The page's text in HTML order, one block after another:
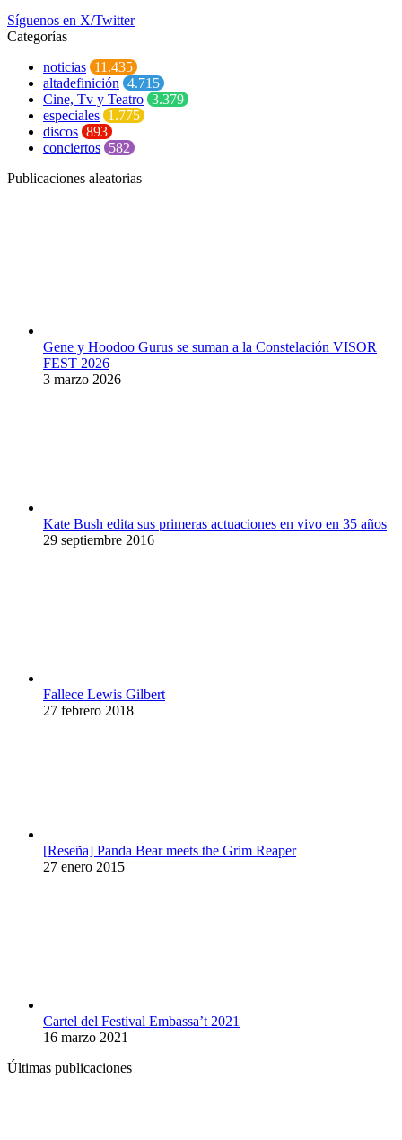
Síguenos en X/Twitter
Categorías
noticias 11.435
altadefinición 4.715
Cine, Tv y Teatro 3.379
especiales 1.775
discos 893
conciertos 582
Publicaciones aleatorias
Gene y Hoodoo Gurus se suman a la Constelación VISOR
FEST 2026
3 marzo 2026
Kate Bush edita sus primeras actuaciones en vivo en 35 años
29 septiembre 2016
Fallece Lewis Gilbert
27 febrero 2018
[Reseña] Panda Bear meets the Grim Reaper
27 enero 2015
Cartel del Festival Embassa’t 2021
16 marzo 2021
Últimas publicaciones